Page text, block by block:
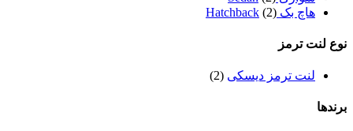
هاچ بک Hatchback (2)
نوع لنت ترمز
لنت ترمز دیسکی (2)
برندها